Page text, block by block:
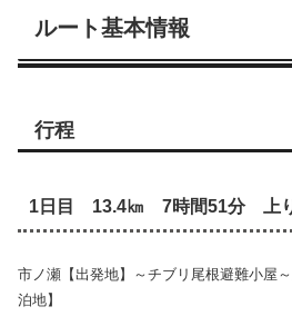
ルート基本情報
行程
1日目 13.4㎞ 7時間51分 上
市ノ瀬【出発地】～チブリ尾根避難小屋
泊地】